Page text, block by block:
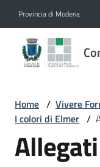
Provincia di Modena
Comune
di
Home / Vivere
I colori di Elmer /
Allegati